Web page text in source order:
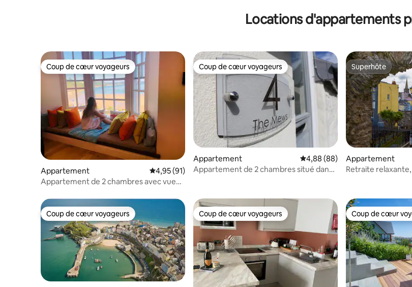
Locations d'appartements
Coup de cœur voyageurs
Coup de cœur voyageurs
Appartement Évaluation moyenne sur la base de 91 commentaires : 4,95 sur 5
4,95 (91)
Appartement de 2 chambres avec vue
Coup de cœur voyageurs
Coup de cœur voyageurs
Appartement Évaluation moyenne sur la
4,88 (88)
Appartement de 2 chambres situé dans
Superhôte
Superhôte
Appartement
Retraite
Coup de cœur voyageurs
Coup de cœur voyageurs Coup de cœur voyageurs
Coup de cœur voyageurs Coup de cœur
Coup de cœur